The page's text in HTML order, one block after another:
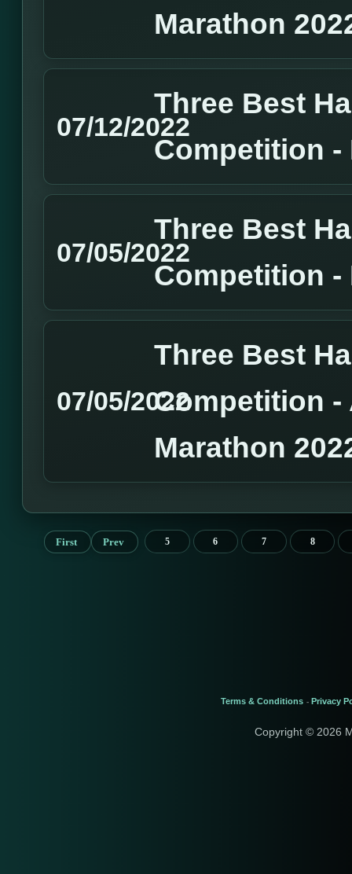
Marathon
07/12/2022
Three Best
Competition -
07/05/2022
Three Best
Competition -
07/05/2022
Three Best
Competition -
Marathon
First Prev 5 6 7 8
Terms & Conditions - Privacy
Copyright © 2026